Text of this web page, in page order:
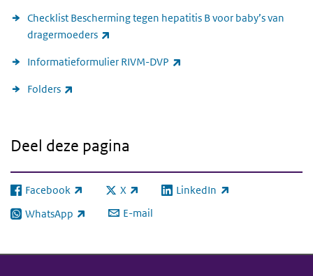
Checklist Bescherming tegen hepatitis B voor baby’s van
dragermoeders
Informatieformulier RIVM-DVP
Folders
Deel deze pagina
Facebook
(externe link) X
(externe link) LinkedIn
(externe link)
WhatsApp
(externe link) E-mail